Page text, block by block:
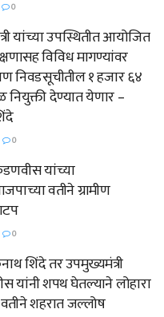
0
यांच्या उपस्थितीत आयोजित
विविध मागण्यांवर
निवडसूचीतील १ हजार ६४
नियुक्ती देण्यात येणार –
0
यांच्या
वतीने ग्रामीण
0
शिंदे तर उपमुख्यमंत्री
यांनी शपथ घेतल्याने लोहारा
शहरात जल्लोष